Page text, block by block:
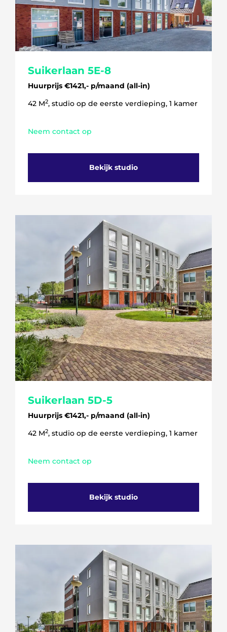
Suikerlaan 5E-8
Huurprijs €1421,- p/maand (all-in)
42 M2, studio op de eerste verdieping, 1 kamer
Neem contact op
Bekijk studio
Suikerlaan 5D-5
Huurprijs €1421,- p/maand (all-in)
42 M2, studio op de eerste verdieping, 1 kamer
Neem contact op
Bekijk studio